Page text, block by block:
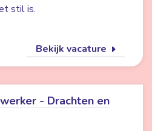
stil is.
Bekijk vacature
- Drachten en